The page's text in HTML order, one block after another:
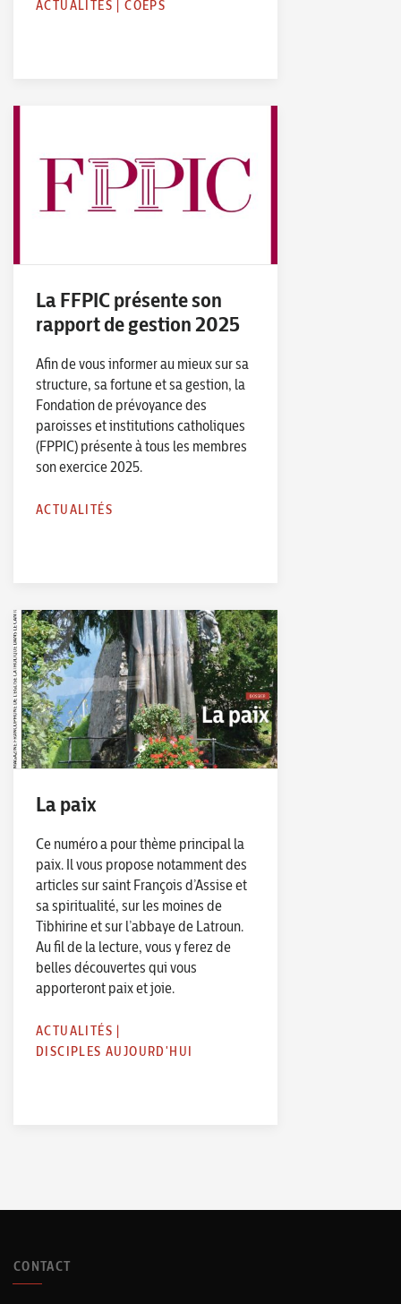
ACTUALITÉS |COEPS
La FFPIC présente son
rapport de gestion 2025
Afin de vous informer au mieux sur sa
structure, sa fortune et sa gestion, la
Fondation de prévoyance des
paroisses et institutions catholiques
(FPPIC) présente à tous les membres
son exercice 2025.
ACTUALITÉS
La paix
Ce numéro a pour thème principal la
paix. Il vous propose notamment des
articles sur saint François d’Assise et
sa spiritualité, sur les moines de
Tibhirine et sur l’abbaye de Latroun.
Au fil de la lecture, vous y ferez de
belles découvertes qui vous
apporteront paix et joie.
ACTUALITÉS |
DISCIPLES AUJOURD'HUI
CONTACT